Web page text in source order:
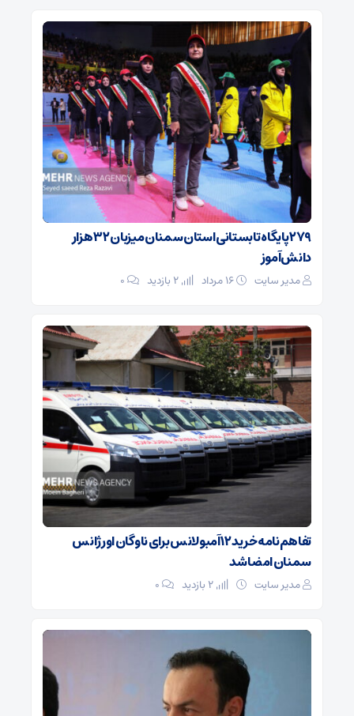
۲۷۹ پایگاه تابستانی استان سمنان میزبان ۳۲ هزار
دانش‌آموز
مدیر سایت ۰
تفاهم‌نامه خرید ۱۲ آمبولانس برای ناوگان اورژانس
سمنان امضا شد
مدیر سایت ۰